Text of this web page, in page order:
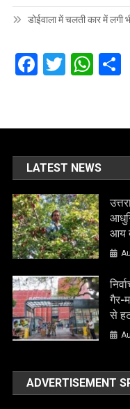
डोईवाला में चलती कार में
Facebook
Twitter
LATEST NEWS
आय
गैर-
से
ADVERTISEMENT